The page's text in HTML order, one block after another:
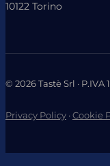
10122 Torino
© 2026Tastè Srl ·
Privacy Policy ·Cookie